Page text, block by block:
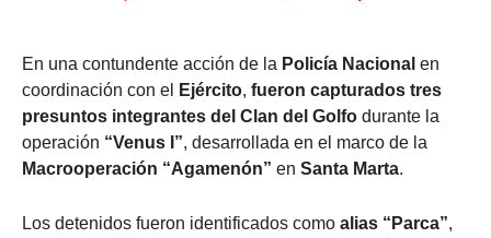
En una contundente acción de la Policía Nacional en
coordinación con el
Ejército, fueron capturados tres
presuntos integrantes del Clan del Golfo durante la
operación “Venus I”, desarrollada en el marco de la
Macrooperación “Agamenón” en Santa Marta.
Los detenidos fueron identificados como alias “Parca”,